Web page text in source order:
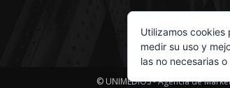
© UNIMEDIOS - Agencia de
Utilizamos
medir su uso y
las no necesarias